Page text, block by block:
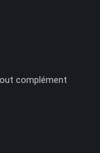
complément